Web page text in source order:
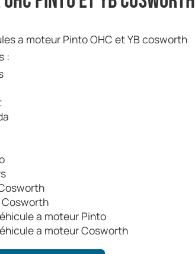
a moteur Pinto OHC et YB cosworth
:
a moteur Pinto
a moteur Cosworth